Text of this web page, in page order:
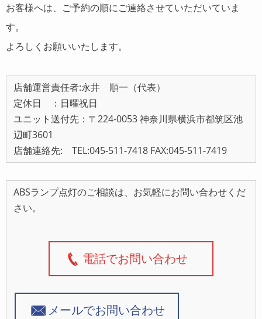
お客様へは、ご予約の順にご連絡させていただいていま
す。
よろしくお願いいたします。
店舗運営責任者:永井 順一（代表）
定休日 ：日曜祝日
ユニット送付先：〒224-0053 神奈川県横浜市都筑区池
辺町3601
店舗連絡先: TEL:045-511-7418 FAX:045-511-7419
ABSランプ点灯のご相談は、お気軽にお問い合わせくだ
さい。
電話でお問い合わせ
メールでお問い合わせ